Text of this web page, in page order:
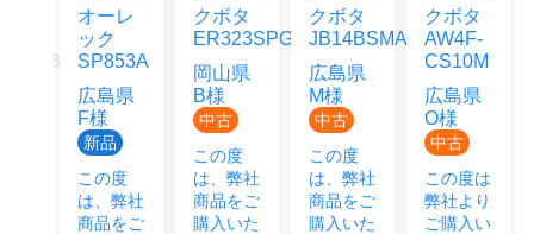
オーレ
ック
SP853A
広島県
F様
新品
この度
は、弊社
商品をご
クボタ
ER323SPGMW
岡山県
B様
中古
この度
は、弊社
商品をご
購入いた
クボタ
JB14BSMAGRS12J
広島県
M様
中古
この度
は、弊社
商品をご
購入いた
クボタ
AW4F-
CS10M
広島県
O様
中古
この度は
弊社より
ご購入い